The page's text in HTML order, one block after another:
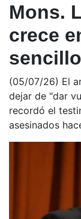
Mons.
crece
(05/07/26) El
dejar de "dar
recordó el
asesinados